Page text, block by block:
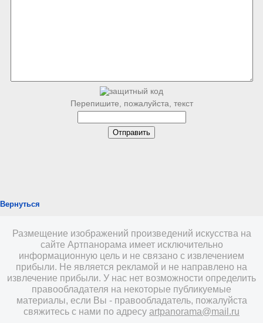
Перепишите, пожалуйста, текст
Вернуться
Размещение изображений произведений искусства на
сайте Артпанорама имеет исключительно
информационную цель и не связано с извлечением
прибыли. Не является рекламой и не направлено на
извлечение прибыли. У нас нет возможности определить
правообладателя на некоторые публикуемые
материалы, если Вы - правообладатель, пожалуйста
свяжитесь с нами по адресу artpanorama@mail.ru